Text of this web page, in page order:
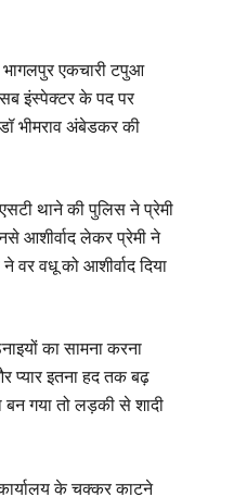
भागलपुर एकचारी टपुआ
सब इंस्पेक्टर के पद पर
भीमराव अंबेडकर की
थाने की पुलिस ने प्रेमी
आशीर्वाद लेकर प्रेमी ने
वधू को आशीर्वाद दिया
का सामना करना
प्यार इतना हद तक बढ़
बन गया तो लड़की से शादी
के चक्कर काटने